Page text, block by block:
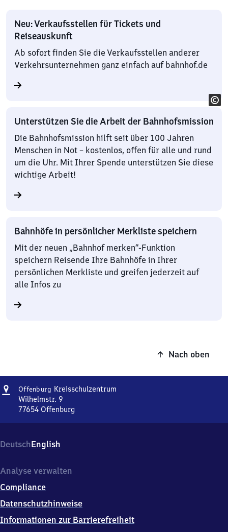
Neu: Verkaufsstellen für Tickets und
Reiseauskunft
Ab sofort finden Sie die Verkaufsstellen anderer
Verkehrsunternehmen ganz einfach auf bahnhof.de
Unterstützen Sie die Arbeit der Bahnhofsmission
Die Bahnhofsmission hilft seit über 100 Jahren
Menschen in Not – kostenlos, offen für alle und rund
um die Uhr. Mit Ihrer Spende unterstützen Sie diese
wichtige Arbeit!
Bahnhöfe in persönlicher Merkliste speichern
Mit der neuen „Bahnhof merken“-Funktion
speichern Reisende Ihre Bahnhöfe in Ihrer
persönlichen Merkliste und greifen jederzeit auf
alle Infos zu
Nach oben
Adresse
Offenburg Kreisschulzentrum
Wilhelmstr. 9
77654 Offenburg
Wilhelmstr.
9,
7
5
4
DeutschEnglish
Analyse verwalten
Compliance
Datenschutzhinweise
Informationen zur Barrierefreiheit